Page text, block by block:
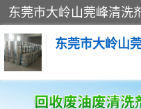
东莞市大岭山